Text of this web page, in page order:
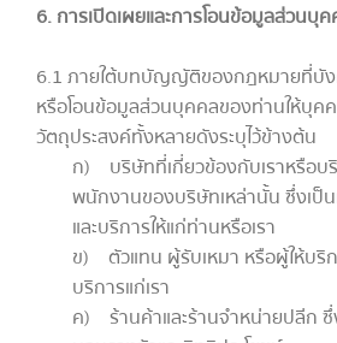
6. การเปิดเผยและการโอนข้อมูลส่วนบุ
6.1 ภายใต้บทบัญญัติของกฎหมายที่บังคั
หรือโอนข้อมูลส่วนบุคคลของท่านให้บุค
วัตถุประสงค์ทั้งหลายดังระบุไว้ข้างต้น
ก) บริษัทที่เกี่ยวข้องกับเราหรือบริ
พนักงานของบริษัทเหล่านั้น ซึ่งเป็
และบริการให้แก่ท่านหรือเรา
ข) ตัวแทน ผู้รับเหมา หรือผู้ให้บริ
บริการแก่เรา
ค) ร้านค้าและร้านจำหน่ายปลีก ซึ่